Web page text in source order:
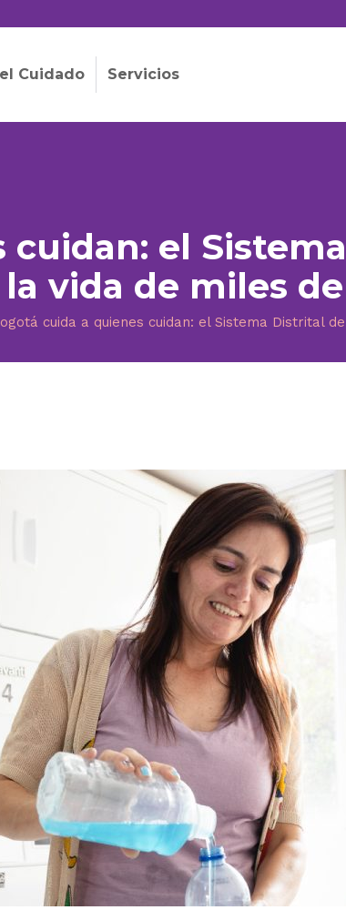
Cuidado Servicios
el
vida de miles
cuida a quienes cuidan: el Sistema Distrital